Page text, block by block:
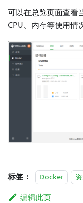
可以在总览页面查看
CPU、内存等使用情
标签： Docker
编辑此页